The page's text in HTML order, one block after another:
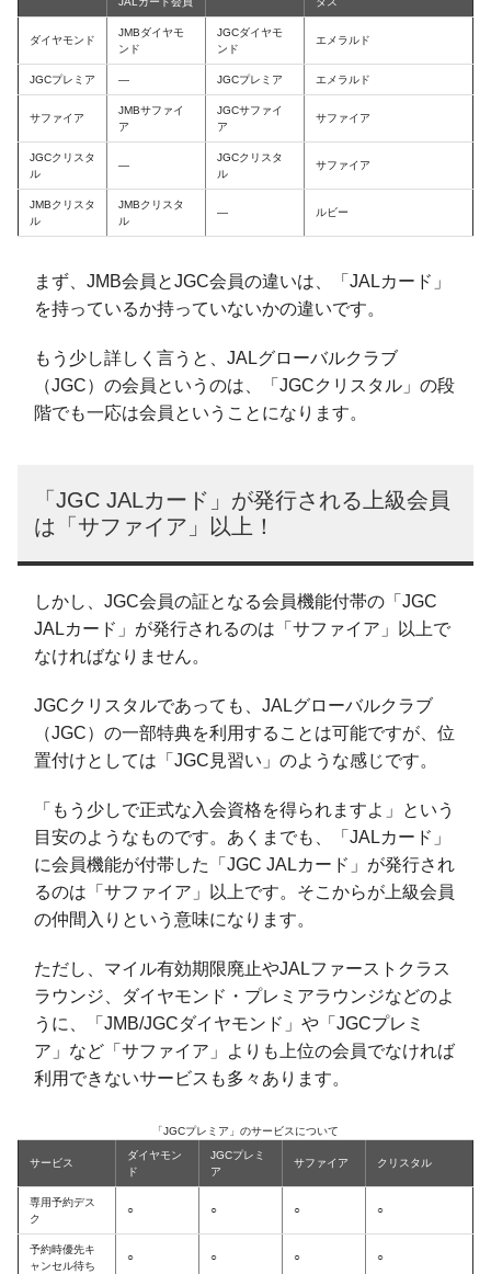
ダイヤモンド
JMBダイヤモ
ンド
JGCダイヤモ
ンド
エメラルド
JGCプレミア ― JGCプレミア エメラルド
サファイア
JMBサファイ
ア
JGCサファイ
ア
サファイア
JGCクリスタ
ル
―
JGCクリスタ
ル
サファイア
JMBクリスタ
ル
JMBクリスタ
ル
― ルビー
まず、JMB会員とJGC会員の違いは、「JALカード」
を持っているか持っていないかの違いです。
もう少し詳しく言うと、JALグローバルクラブ
（JGC）の会員というのは、「JGCクリスタル」の段
階でも一応は会員ということになります。
「JGC JALカード」が発行される上級会員
は「サファイア」以上！
しかし、JGC会員の証となる会員機能付帯の「JGC
JALカード」が発行されるのは「サファイア」以上で
なければなりません。
JGCクリスタルであっても、JALグローバルクラブ
（JGC）の一部特典を利用することは可能ですが、位
置付けとしては「JGC見習い」のような感じです。
「もう少しで正式な入会資格を得られますよ」という
目安のようなものです。あくまでも、「JALカード」
に会員機能が付帯した「JGC JALカード」が発行され
るのは「サファイア」以上です。そこからが上級会員
の仲間入りという意味になります。
ただし、マイル有効期限廃止やJALファーストクラス
ラウンジ、ダイヤモンド・プレミアラウンジなどのよ
うに、「JMB/JGCダイヤモンド」や「JGCプレミ
ア」など「サファイア」よりも上位の会員でなければ
利用できないサービスも多々あります。
「JGCプレミア」のサービスについて
サービス
ダイヤモン
ド
JGCプレミ
ア
サファイア クリスタル
専用予約デス
ク
○ ○ ○ ○
予約時優先キ
ャンセル待ち
○ ○ ○ ○